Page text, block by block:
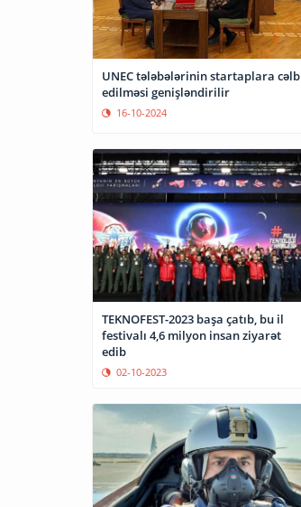
UNEC tələbələrinin startaplara cəlb
edilməsi genişləndirilir
16-10-2024
TEKNOFEST-2023 başa çatıb, bu il
festivalı 4,6 milyon insan ziyarət
edib
02-10-2023